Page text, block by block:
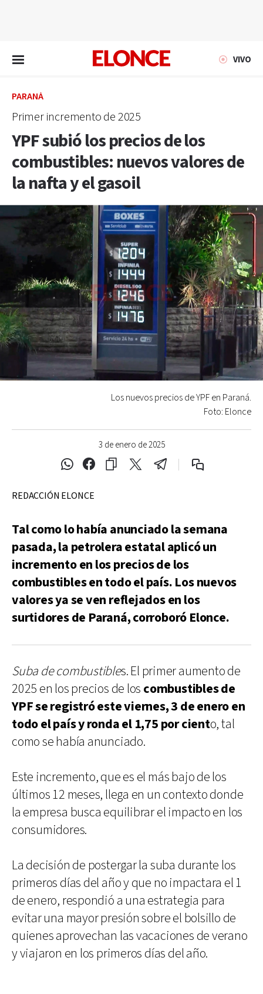
VIVO
PARANÁ
Primer incremento de 2025
YPF subió los precios de los
combustibles: nuevos valores de
la nafta y el gasoil
3 de enero de 2025
Los nuevos precios de YPF en Paraná.
Foto: Elonce
REDACCIÓN ELONCE
Tal como lo había anunciado la semana
pasada, la petrolera estatal aplicó un
incremento en los precios de los
combustibles en todo el país. Los nuevos
valores ya se ven reflejados en los
surtidores de Paraná, corroboró Elonce.
Suba de combustibles. El primer aumento de
2025 en los precios de los combustibles de
YPF se registró este viernes, 3 de enero en
todo el país y ronda el 1,75 por ciento, tal
como se había anunciado.
Este incremento, que es el más bajo de los
últimos 12 meses, llega en un contexto donde
la empresa busca equilibrar el impacto en los
consumidores.
La decisión de postergar la suba durante los
primeros días del año y que no impactara el 1
de enero, respondió a una estrategia para
evitar una mayor presión sobre el bolsillo de
quienes aprovechan las vacaciones de verano
y viajaron en los primeros días del año.